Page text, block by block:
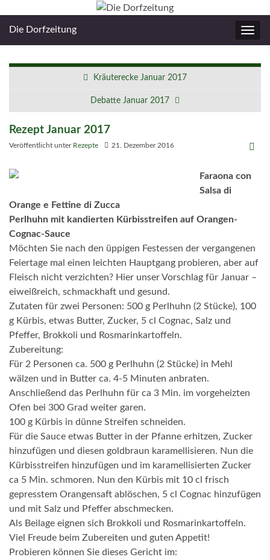
Die Dorfzeitung
Kräuterecke Januar 2017
Debatte Januar 2017
Rezept Januar 2017
Veröffentlicht unter Rezepte 21. Dezember 2016
Faraona con
Salsa di
Orange e Fettine di Zucca
Perlhuhn mit kandierten Kürbisstreifen auf Orangen-
Cognac-Sauce
Möchten Sie nach den üppigen Festessen der vergangenen
Feiertage mal einen leichten Hauptgang probieren, aber auf
Fleisch nicht verzichten? Hier unser Vorschlag für Januar –
eiweißreich, schmackhaft und gesund.
Zutaten für zwei Personen: 500 g Perlhuhn (2 Stücke), 100
g Kürbis, etwas Butter, Zucker, 5 cl Cognac, Salz und
Pfeffer, Brokkoli und Rosmarinkartoffeln.
Zubereitung:
Für 2 Personen ca. 500 g Perlhuhn (2 Stücke) in Mehl
wälzen und in Butter ca. 4-5 Minuten anbraten.
Anschließend das Perlhuhn für ca 3 Min. im vorgeheizten
Ofen bei 300 Grad weiter garen.
100 g Kürbis in dünne Streifen schneiden.
Für die Sauce etwas Butter in der Pfanne erhitzen, Zucker
hinzufügen und diesen goldbraun karamellisieren. Nun die
Kürbisstreifen hinzufügen und im karamellisierten Zucker
ca 5 Min. schmoren. Nun den Kürbis mit 10 cl frisch
gepresstem Orangensaft ablöschen, 5 cl Cognac hinzufügen
und mit Salz und Pfeffer abschmecken.
Als Beilage eignen sich Brokkoli und Rosmarinkartoffeln.
Viel Freude beim Zubereiten und guten Appetit!
Probieren können Sie dieses Gericht im: